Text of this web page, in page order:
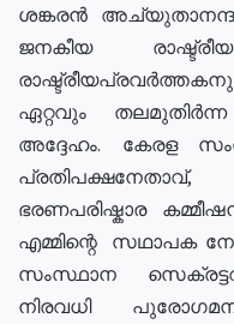
ശങ്കരൻ
ജനകീയ
ഏറ്റവും
അദ്ദേഹം. കേരള
ഭരണപരിഷ്കാര
എമ്മിന്റെ സഥാപക
സംസ്ഥാന
നിരവധി